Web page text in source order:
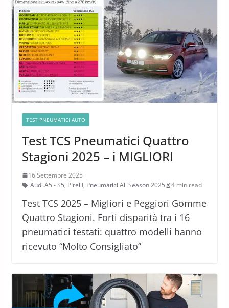
TEST PNEUMATICI AUTO
Test TCS Pneumatici Quattro
Stagioni 2025 – i MIGLIORI
16 Settembre 2025
Audi A5 - S5, Pirelli, Pneumatici All Season 2025 4 min read
Test TCS 2025 – Migliori e Peggiori Gomme
Quattro Stagioni. Forti disparità tra i 16
pneumatici testati: quattro modelli hanno
ricevuto “Molto Consigliato”